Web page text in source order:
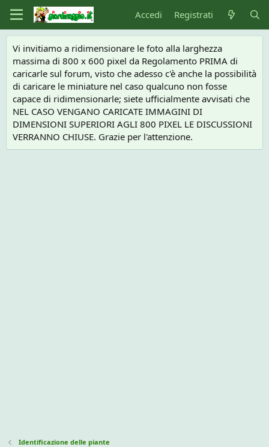
Accedi Registrati
Vi invitiamo a ridimensionare le foto alla larghezza
massima di 800 x 600 pixel da Regolamento PRIMA di
caricarle sul forum, visto che adesso c'è anche la possibilità
di caricare le miniature nel caso qualcuno non fosse
capace di ridimensionarle; siete ufficialmente avvisati che
NEL CASO VENGANO CARICATE IMMAGINI DI
DIMENSIONI SUPERIORI AGLI 800 PIXEL LE DISCUSSIONI
VERRANNO CHIUSE. Grazie per l'attenzione.
Identificazione delle piante